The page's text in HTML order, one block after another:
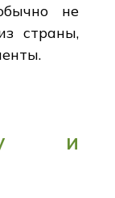
не
страны,
и